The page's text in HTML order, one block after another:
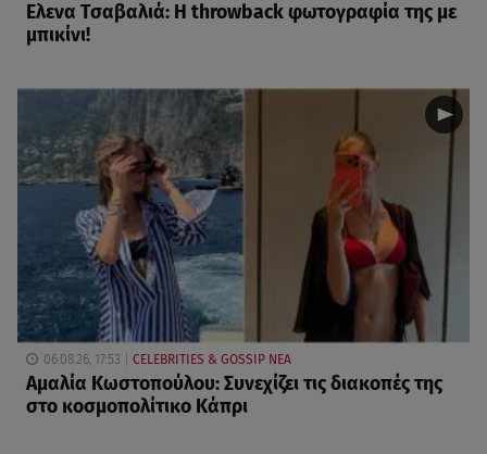
Ελενα Τσαβαλιά: Η throwback φωτογραφία της με
μπικίνι!
06.08.26, 17:53 CELEBRITIES & GOSSIP ΝΕΑ
Αμαλία Κωστοπούλου: Συνεχίζει τις διακοπές της
στο κοσμοπολίτικο Κάπρι